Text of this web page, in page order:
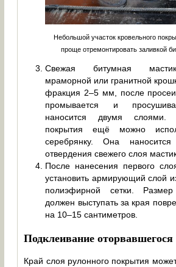
Небольшой участок кровельного
проще отремонтировать заливкой
Свежая битумная
мраморной или гранитной
фракция 2–5 мм, после
промывается и
наносится двумя слоями.
покрытия ещё можно
серебрянку. Она
отвердения свежего слоя
После нанесения первого
установить армирующий слой
полиэфирной сетки.
должен выступать за края
на 10–15 сантиметров.
Подклеивание оторвавшегося
Край слоя рулонного покрытия